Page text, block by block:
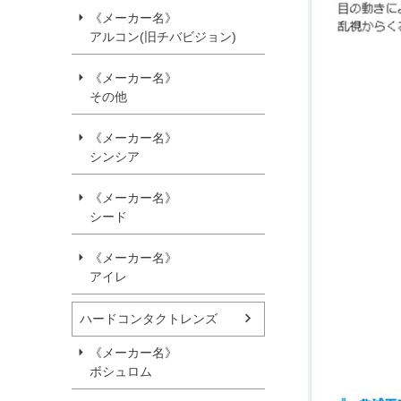
《メーカー名》
アルコン(旧チバビジョン)
《メーカー名》
その他
《メーカー名》
シンシア
《メーカー名》
シード
《メーカー名》
アイレ
ハードコンタクトレンズ
《メーカー名》
ボシュロム